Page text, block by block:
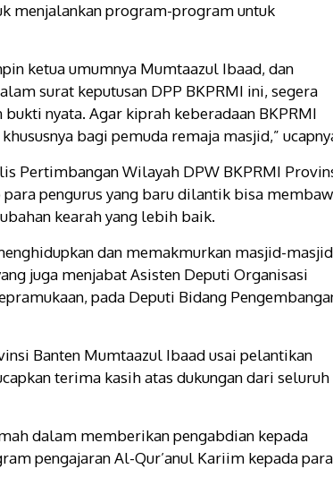
menjalankan program-program untuk
ketua umumnya Mumtaazul Ibaad, dan
surat keputusan DPP BKPRMI ini, segera
nyata. Agar kiprah keberadaan BKPRMI
bagi pemuda remaja masjid,”
Pertimbangan Wilayah DPW BKPRMI
pengurus yang baru dilantik bisa
kearah yang lebih baik.
dan memakmurkan masjid-masjid
juga menjabat Asisten Deputi Organisasi
pada Deputi Bidang
Banten Mumtaazul Ibaad usai pelantikan
terima kasih atas dukungan dari seluruh
dalam memberikan pengabdian kepada
pengajaran Al-Qur’anul Kariim kepada para